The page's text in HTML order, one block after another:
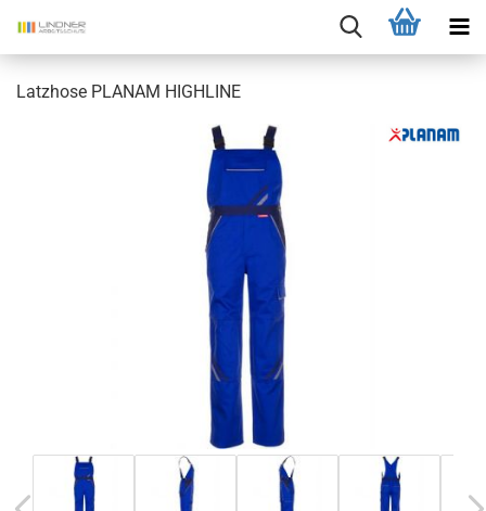
Latzhose PLANAM HIGHLINE